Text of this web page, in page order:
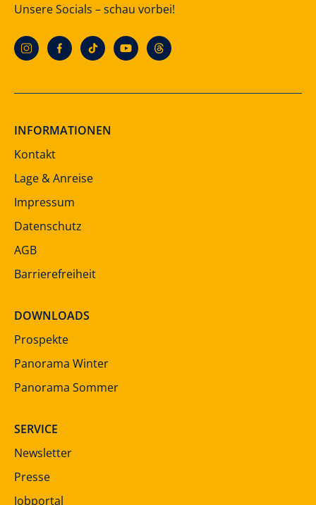
Unsere Socials – schau vorbei!
INFORMATIONEN
Kontakt
Lage & Anreise
Impressum
Datenschutz
AGB
Barrierefreiheit
DOWNLOADS
Prospekte
Panorama Winter
Panorama Sommer
SERVICE
Newsletter
Presse
Jobportal